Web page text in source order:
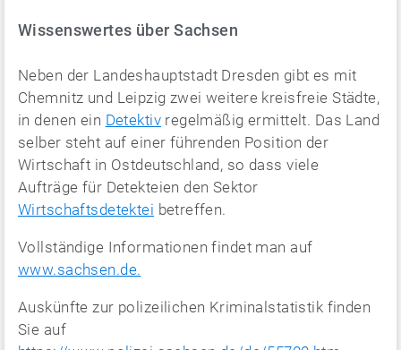
Wissenswertes über Sachsen
Neben der Landeshauptstadt Dresden gibt es mit
Chemnitz und Leipzig zwei weitere kreisfreie Städte,
in denen ein Detektivregelmäßig ermittelt. Das Land
selber steht auf einer führenden Position der
Wirtschaft in Ostdeutschland, so dass viele
Aufträge für Detekteien den Sektor
Wirtschaftsdetektei betreffen.
Vollständige Informationen findet man auf
www.sachsen.de.
Auskünfte zur polizeilichen Kriminalstatistik finden
Sie auf